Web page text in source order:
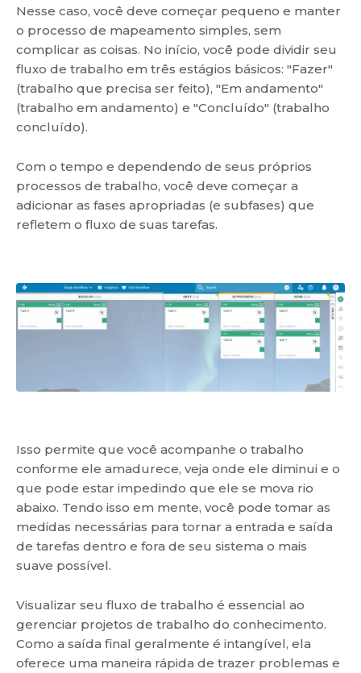
Nesse caso, você deve começar pequeno e manter
o processo de mapeamento simples, sem
complicar as coisas. No início, você pode dividir seu
fluxo de trabalho em três estágios básicos: "Fazer"
(trabalho que precisa ser feito), "Em andamento"
(trabalho em andamento) e "Concluído" (trabalho
concluído).
Com o tempo e dependendo de seus próprios
processos de trabalho, você deve começar a
adicionar as fases apropriadas (e subfases) que
refletem o fluxo de suas tarefas.
Isso permite que você acompanhe o trabalho
conforme ele amadurece, veja onde ele diminui e o
que pode estar impedindo que ele se mova rio
abaixo. Tendo isso em mente, você pode tomar as
medidas necessárias para tornar a entrada e saída
de tarefas dentro e fora de seu sistema o mais
suave possível.
Visualizar seu fluxo de trabalho é essencial ao
gerenciar projetos de trabalho do conhecimento.
Como a saída final geralmente é intangível, ela
oferece uma maneira rápida de trazer problemas e